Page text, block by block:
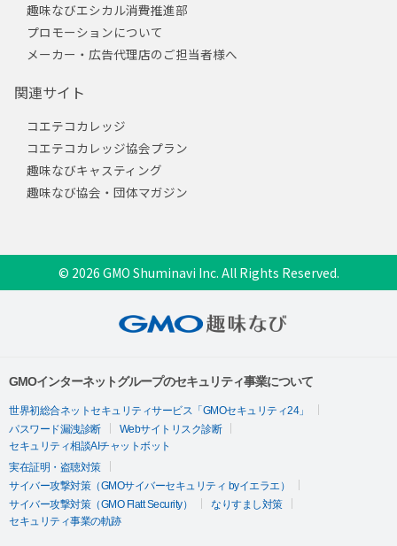
趣味なびエシカル消費推進部
プロモーションについて
メーカー・広告代理店のご担当者様へ
関連サイト
コエテコカレッジ
コエテコカレッジ協会プラン
趣味なびキャスティング
趣味なび協会・団体マガジン
© 2026 GMO Shuminavi Inc. All Rights Reserved.